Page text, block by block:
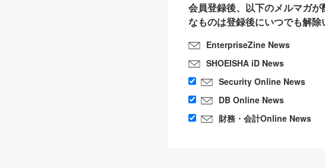
会員登録後、以下のメルマガ
なものは登録後にいつでも解除
EnterpriseZine News
SHOEISHA iD News
Security Online News
DB Online News
財務・会計Online News